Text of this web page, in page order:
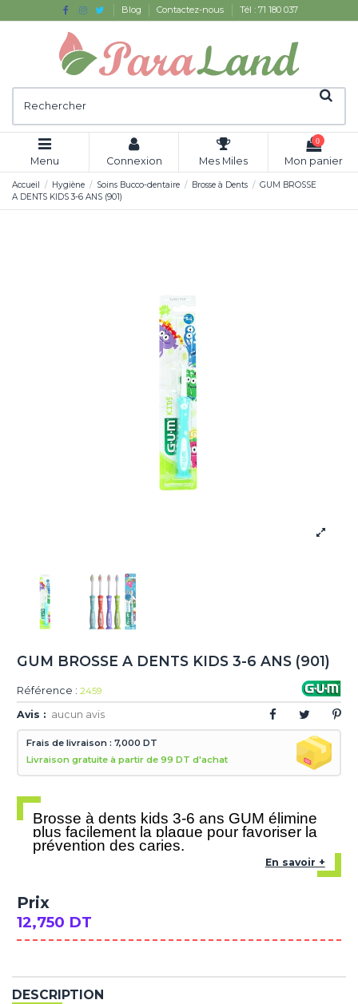
Blog Contactez-nous Tél : 71 180 037
Menu Connexion Mes Miles
0
Mon panier
Accueil Hygiène Soins Bucco-dentaire Brosse à Dents
GUM BROSSE
A DENTS KIDS 3-6 ANS (901)
GUM BROSSE A DENTS KIDS 3-6 ANS (901)
Référence : 2459
Avis : aucun avis
Frais de livraison : 7,000 DT
Livraison gratuite à partir de 99 DT d'achat
Brosse à dents kids 3-6 ans GUM élimine
plus facilement la plaque pour favoriser la
prévention des caries.
En savoir +
Prix
12,750 DT
DESCRIPTION